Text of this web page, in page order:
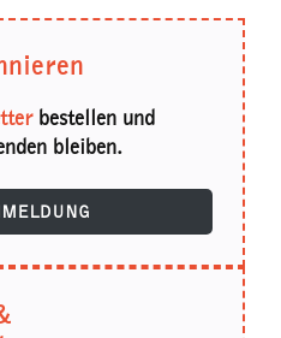
bestellen und
bleiben.